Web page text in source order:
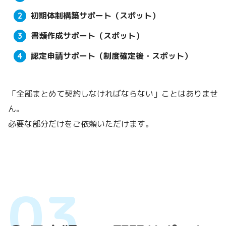
初期体制構築サポート（スポット）
書類作成サポート（スポット）
認定申請サポート（制度確定後・スポット）
「全部まとめて契約しなければならない」ことはありませ
ん。
必要な部分だけをご依頼いただけます。